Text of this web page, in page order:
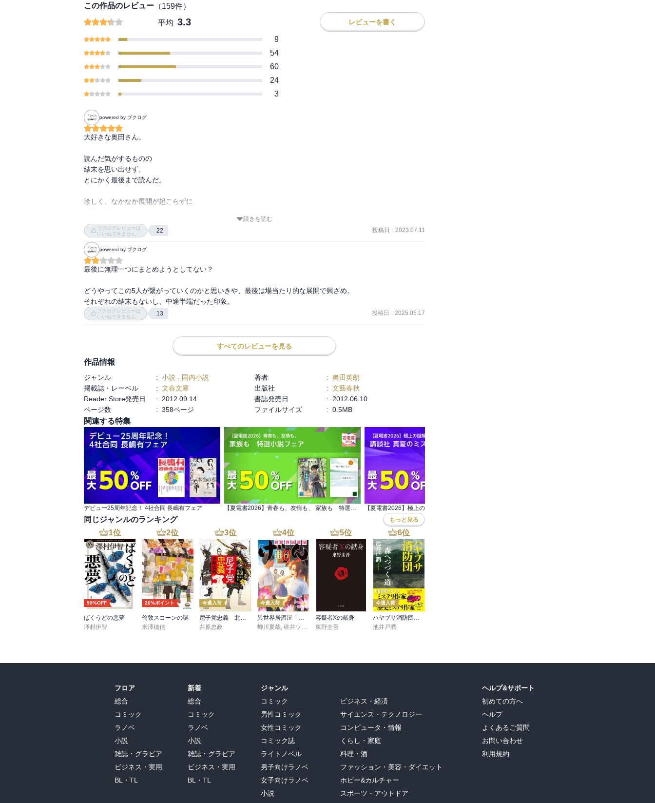
この作品のレビュー （159件）
平均 3.3 レビューを書く
9
54
60
24
3
powered by ブクログ
大好きな奥田さん。
読んだ気がするものの
結末を思い出せず、
とにかく最後まで読んだ。
珍しく、なかなか展開が起こらずに
中盤過ぎて、加速し始めると、
一気に乗っていくね。
特に、ことが起こったときの
スリリングな描写の仕方が、さすがですわ。
ラストの玉突き事故のシーンも、圧巻。
まさかここで集結するとは。
無理やりなんとかかんとかやり過ごしてきて、
でも最後には無理がたたって、
ってところでしょうか。
引き返せるポイントなんかは
誰にもあったんだろうけどね。
無理に巻き込まれてしまったりね。
こういう出来事も
日常に潜んでいるのかもしれないなぁ。
続きを読む
ブクログレビューは
いいねできません
22 投稿日 : 2023.07.11
powered by ブクログ
最後に無理一つにまとめようとしてない？
どうやってこの5人が繋がっていくのかと思いきや、最後は場当たり的な展開で興ざめ。
それぞれの結末もないし、中途半端だった印象。
ブクログレビューは
いいねできません
13 投稿日 : 2025.05.17
すべてのレビューを見る
作品情報
ジャンル : 小説 - 国内小説 著者 : 奥田英朗
掲載誌・レーベル
: 文春文庫 出版社 : 文藝春秋
Reader Store発売日
: 2012.09.14 書誌発売日 :
2012.06.10
ページ数
: 358ページ ファイルサイズ : 0.5MB
関連する特集
デビュー25周年記念！ 4社合同 長嶋有フェア
同じジャンルのランキング もっと見る
1位
50%OFF
ばくうどの悪夢
澤村伊智
2位
20%ポイント
倫敦スコーンの謎
米澤穂信
3位
今週入荷
尼子党忠義 北近江合戦心得〈八〉
井原忠政
4位
今週入荷
異世界居酒屋「げん」三杯目
蝉川夏哉, 碓井ツカサ
5位
容疑者Xの献身
東野圭吾
6位
今週入荷
ハヤブサ消防団 森へつづく道
池井戸潤
フロア
総合
コミック
ラノベ
小説
雑誌・グラビア
ビジネス・実用
BL・TL
新着
総合
コミック
ラノベ
小説
雑誌・グラビア
ビジネス・実用
BL・TL
ジャンル
コミック
男性コミック
女性コミック
コミック誌
ライトノベル
男子向けラノベ
女子向けラノベ
小説
ビジネス・経済
サイエンス・テクノロジー
コンピュータ・情報
くらし・家庭
料理・酒
ファッション・美容・ダイエット
ホビー&カルチャー
スポーツ・アウトドア
ヘルプ&サポート
初めての方へ
ヘルプ
よくあるご質問
お問い合わせ
利用規約